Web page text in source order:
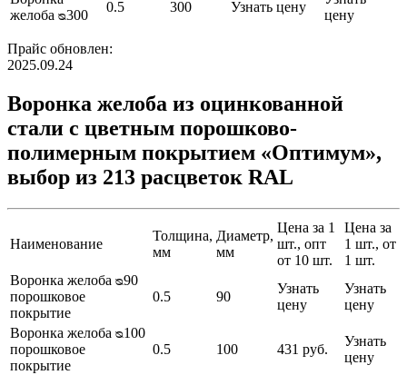
желоба ᴓ300
0.5 300 Узнать цену
цену
Прайс обновлен:
2025.09.24
Воронка желоба из оцинкованной
стали с цветным порошково-
полимерным покрытием «Оптимум»,
выбор из 213 расцветок RAL
Наименование
Толщина,
мм
Диаметр,
мм
Цена за 1
шт., опт
от 10 шт.
Цена за
1 шт., от
1 шт.
Воронка желоба ᴓ90
порошковое
покрытие
0.5 90
Узнать
цену
Узнать
цену
Воронка желоба ᴓ100
порошковое
покрытие
0.5 100 431 руб.
Узнать
цену